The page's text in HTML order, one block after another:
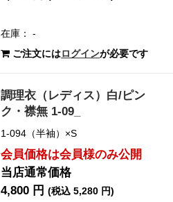
在庫： -
ご注文にはログインが必要です
調理衣（レディス）白/ピン
ク・襟無 1-09_
1-094（半袖）×S
会員価格は会員様のみ公開
当店通常価格
4,800 円(税込 5,280 円)